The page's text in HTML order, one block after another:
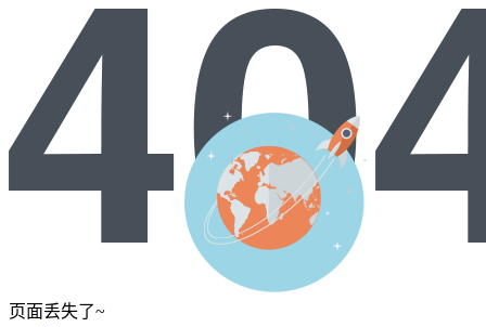
页面丢失了~